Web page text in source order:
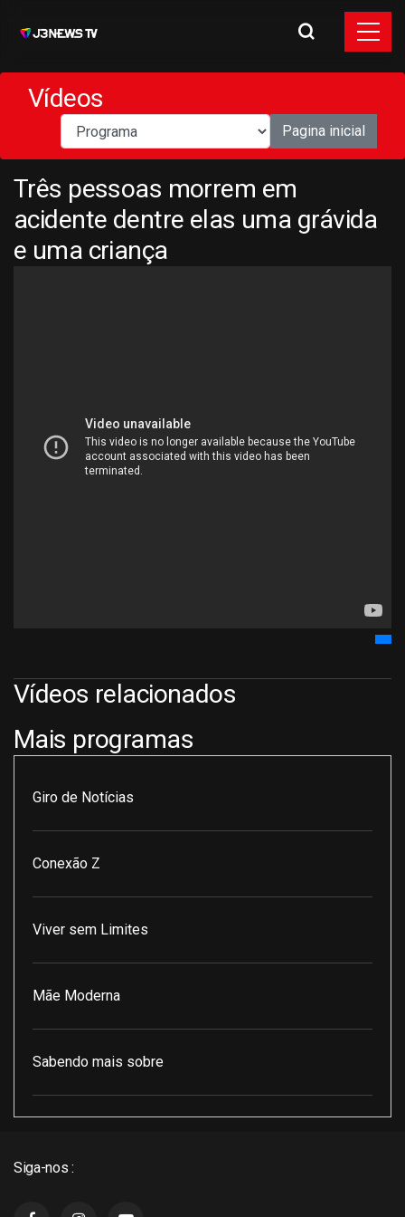
Vídeos
Pagina inicial
Três pessoas morrem em
acidente dentre elas uma grávida
e uma criança
Vídeos relacionados
Mais programas
Giro de Notícias
Conexão Z
Viver sem Limites
Mãe Moderna
Sabendo mais sobre
Siga-nos :